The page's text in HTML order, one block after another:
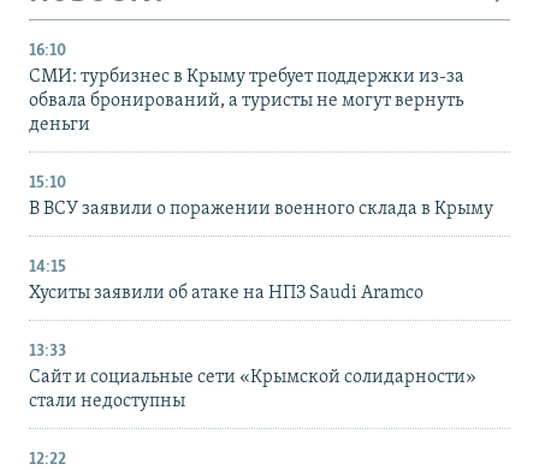
16:10
СМИ: турбизнес в Крыму требует поддержки из-за
обвала бронирований, а туристы не могут вернуть
деньги
15:10
В ВСУ заявили о поражении военного склада в Крыму
14:15
Хуситы заявили об атаке на НПЗ Saudi Aramco
13:33
Сайт и социальные сети «Крымской солидарности»
стали недоступны
12:22